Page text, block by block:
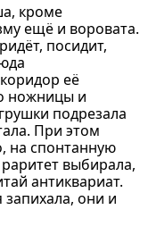
кроме
ещё и воровата.
посидит,
её
ножницы и
подрезала
При этом
на спонтанную
выбирала,
антиквариат.
они и